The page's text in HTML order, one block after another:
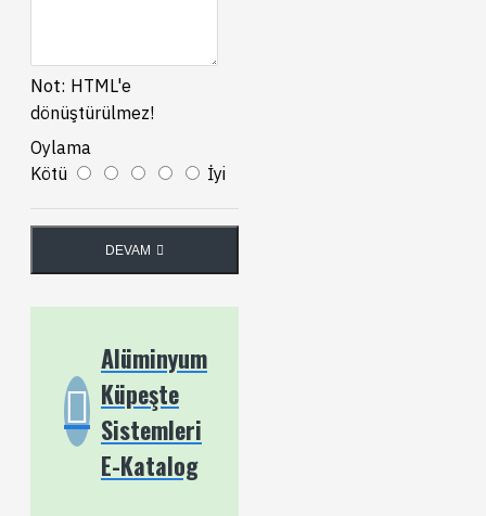
Not: HTML'e
dönüştürülmez!
Oylama
Kötü
İyi
DEVAM
Alüminyum
Küpeşte
Sistemleri
E-Katalog